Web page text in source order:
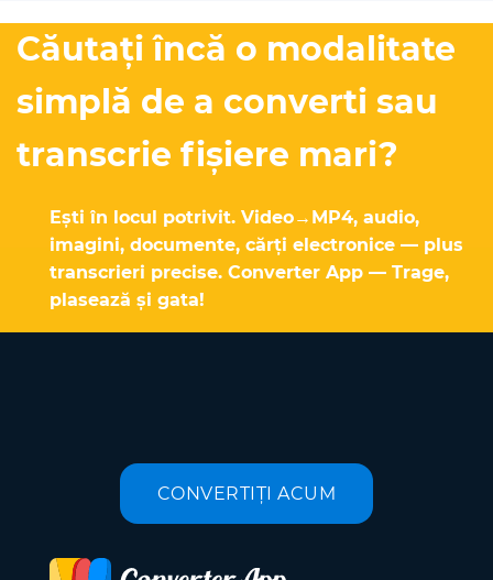
Căutați încă o modalitate
simplă de a converti sau
transcrie fișiere mari?
Ești în locul potrivit. Video→MP4, audio,
imagini, documente, cărți electronice — plus
transcrieri precise. Converter App — Trage,
plasează și gata!
CONVERTIȚI ACUM